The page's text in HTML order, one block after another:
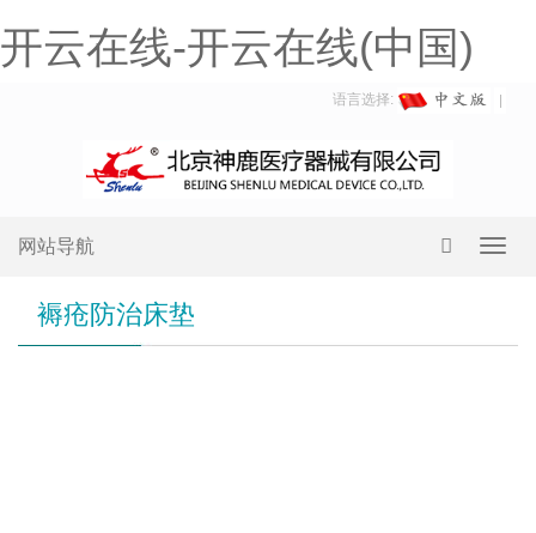
开云在线-开云在线(中国)
语言选择:
网站导航
褥疮防治床垫